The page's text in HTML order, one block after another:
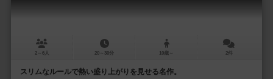
2～6人 20～30分 10歳～ 2件
スリムなルールで熱い盛り上がりを見せる名作。